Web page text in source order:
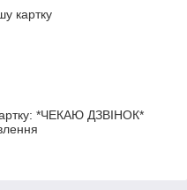
картку
*ЧЕКАЮ ДЗВІНОК*